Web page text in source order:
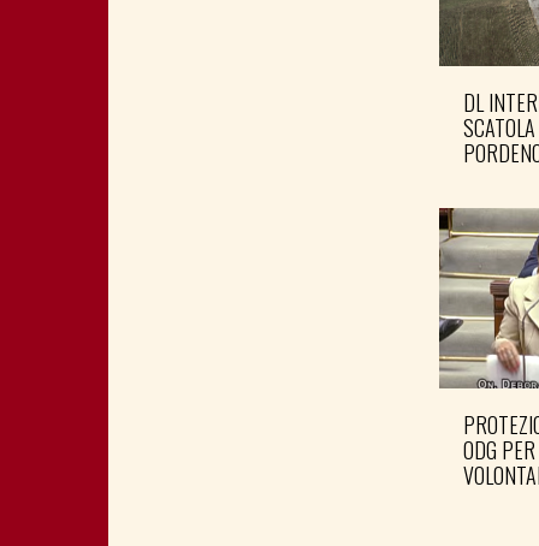
DL
ODG